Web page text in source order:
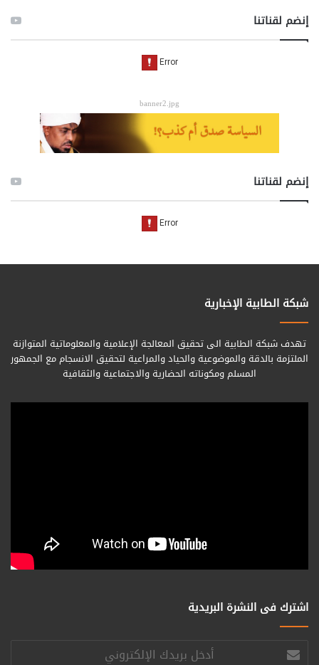
إنضم لقناتنا
banner2.jpg
إنضم لقناتنا
شبكة الطابية الإخبارية
تهدف شبكة الطابية الى تحقيق المعالجة الإعلامية والمعلوماتية المتوازنة
الملتزمة بالدقة والموضوعية والحياد والمراعية لتحقيق الانسجام مع الجمهور
المسلم ومكوناته الحضارية والاجتماعية والثقافية
اشترك فى النشرة البريدية
أدخل